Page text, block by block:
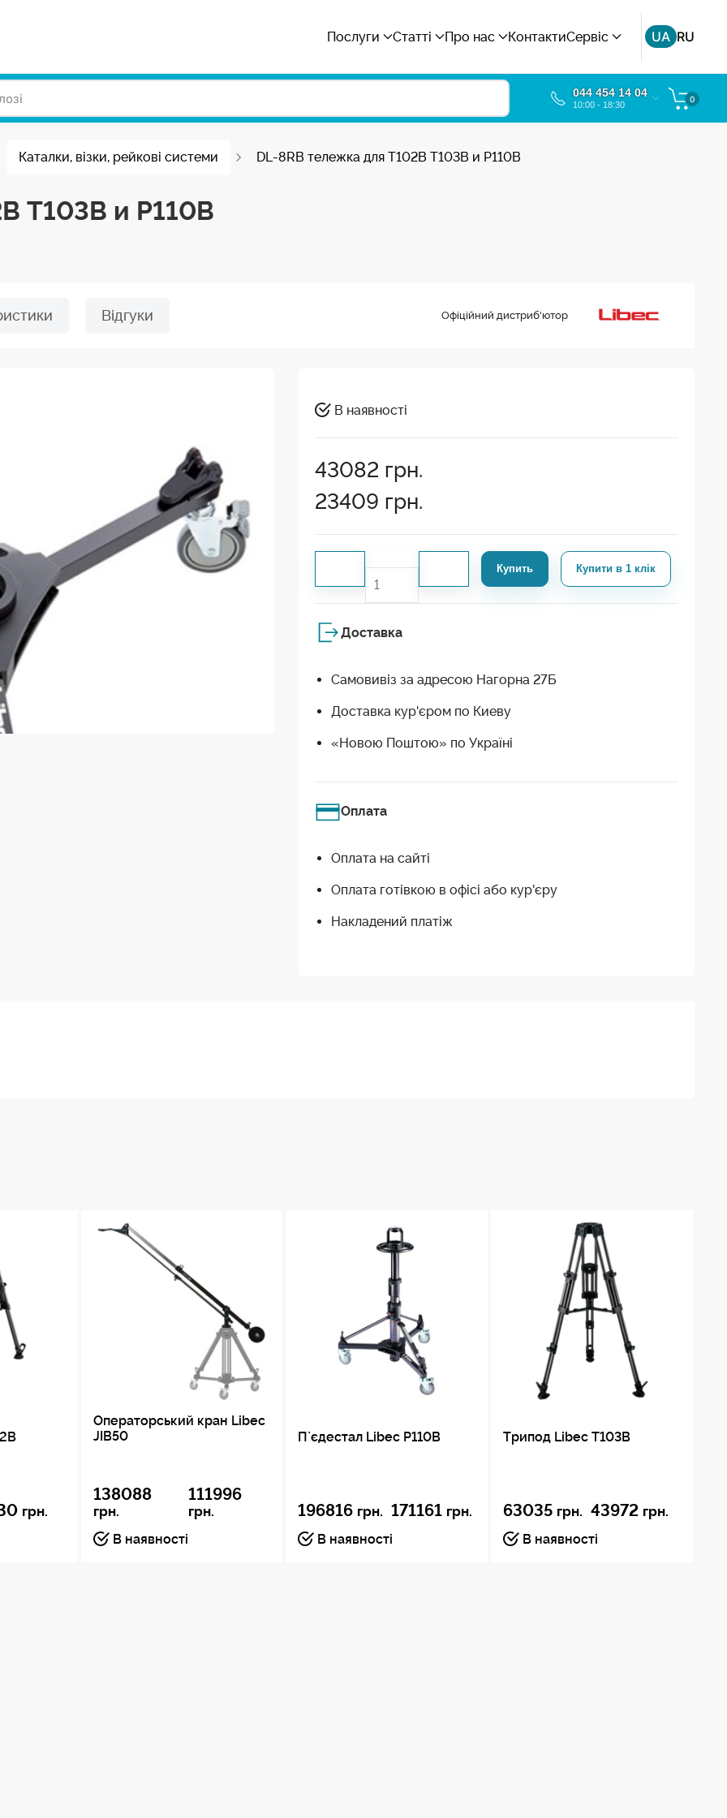
Послуги Статті Про нас КонтактиСервіс UA RU
044 454 14 04
10:00 - 18:30
0
Каталки, візки, рейкові системи DL-8RB тележка для T102B T103B и P110B
T103B и P110B
Відгуки Офіційний дистриб'ютор
В наявності
43082 грн.
23409 грн.
Купить Купити в 1 клік
Доставка
Самовивіз за адресою Нагорна 27Б
Доставка кур'єром по Киеву
«Новою Поштою» по Україні
Оплата
Оплата на сайті
Оплата готівкою в офісі або кур'єру
Накладений платіж
грн.
Операторський кран Libec
JIB50
138088
грн.
111996
грн.
В наявності
П`єдестал Libec P110B
196816 грн. 171161 грн.
В наявності
Трипод Libec T103B
63035 грн. 43972 грн.
В наявності